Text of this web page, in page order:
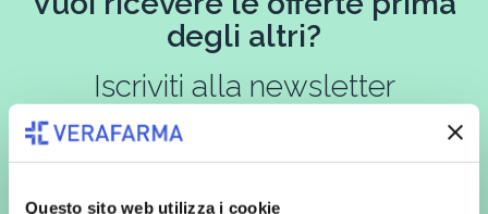
Questo sito web utilizza i cookie
degli altri?
Iscriviti alla newsletter
In qualità di interessato, avendo letto l’informativa